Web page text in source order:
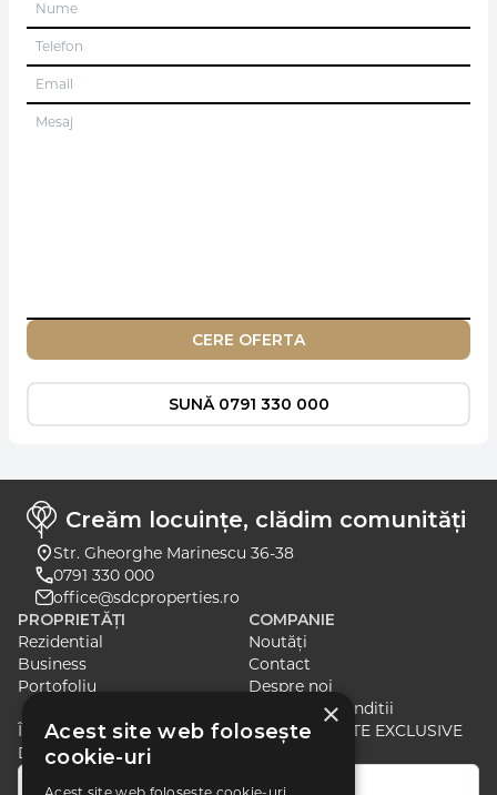
CERE OFERTA
SUNĂ 0791 330 000
Creăm locuințe, clădim comunități
Str. Gheorghe Marinescu 36-38
0791 330 000
office@sdcproperties.ro
PROPRIETĂȚI
Rezidential
Business
Portofoliu
COMPANIE
Noutăți
Contact
Despre noi
Termeni si Conditii
ÎNSCRIE-TE PENTRU A PRIMI ȘTIRI ȘI OFERTE EXCLUSIVE
DESPRE CELE MAI RECENTE LANSĂRI
×
Acest site web folosește
cookie-uri